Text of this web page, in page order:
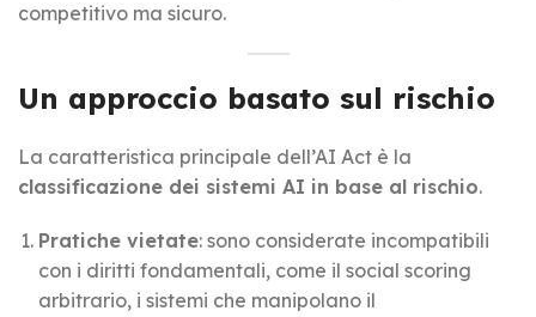
competitivo ma sicuro.
Un approccio basato sul rischio
La caratteristica principale dell’AI Act è la
classificazione dei sistemi AI in base al rischio.
Pratiche vietate: sono considerate incompatibili
con i diritti fondamentali, come il social scoring
arbitrario, i sistemi che manipolano il